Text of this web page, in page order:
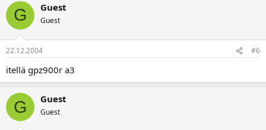
G Guest
Guest
22.12.2004 #6
itellä gpz900r a3
G Guest
Guest